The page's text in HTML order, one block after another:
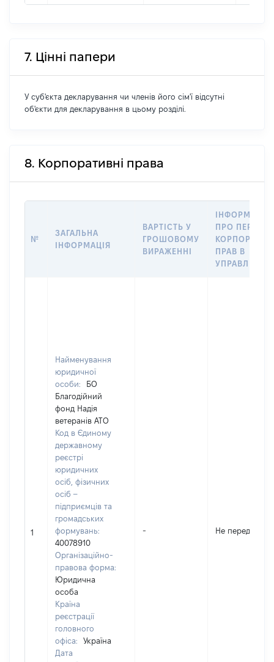
7. Цінні папери
У суб'єкта декларування чи членів його сім'ї відсутні
об'єкти для декларування в цьому розділі.
8. Корпоративні права
№
ЗАГАЛЬНА
ІНФОРМАЦІЯ
ВАРТІСТЬ У
ГРОШОВОМУ
ВИРАЖЕННІ
ІНФОРМАЦІЯ
ПРО
ПРАВ В
УПРАВЛІННЯ
1
Найменування
юридичної
особи:
БО
Благодійний
фонд Надія
ветеранів АТО
Код в Єдиному
державному
реєстрі
юридичних
осіб, фізичних
осіб –
підприємців та
громадських
формувань:
40078910
Організаційно-
правова форма:
Юридична
особа
Країна
реєстрації
головного
офіса:
Україна
Дата
- Не передано